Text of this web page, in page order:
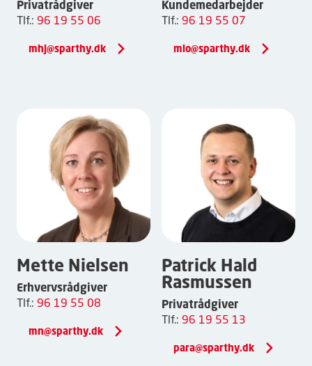
Privatrådgiver
Tlf.: 96 19 55 06
mhj@sparthy.dk
Kundemedarbejder
Tlf.: 96 19 55 07
mlo@sparthy.dk
Mette Nielsen
Erhvervsrådgiver
Tlf.: 96 19 55 08
mn@sparthy.dk
Patrick Hald
Rasmussen
Privatrådgiver
Tlf.: 96 19 55 13
para@sparthy.dk